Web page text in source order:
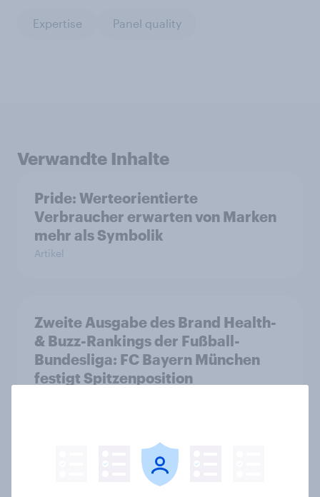
Expertise Panel quality
Verwandte Inhalte
Pride: Werteorientierte
Verbraucher erwarten von Marken
mehr als Symbolik
Artikel
Zweite Ausgabe des Brand Health-
& Buzz-Rankings der Fußball-
Bundesliga: FC Bayern München
festigt Spitzenposition
Spotlight: Werteorientierte
Verbraucher 2026